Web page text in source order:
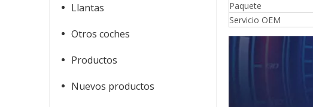
Llantas
Otros coches
Productos
Nuevos productos
Paquete
Servicio OEM